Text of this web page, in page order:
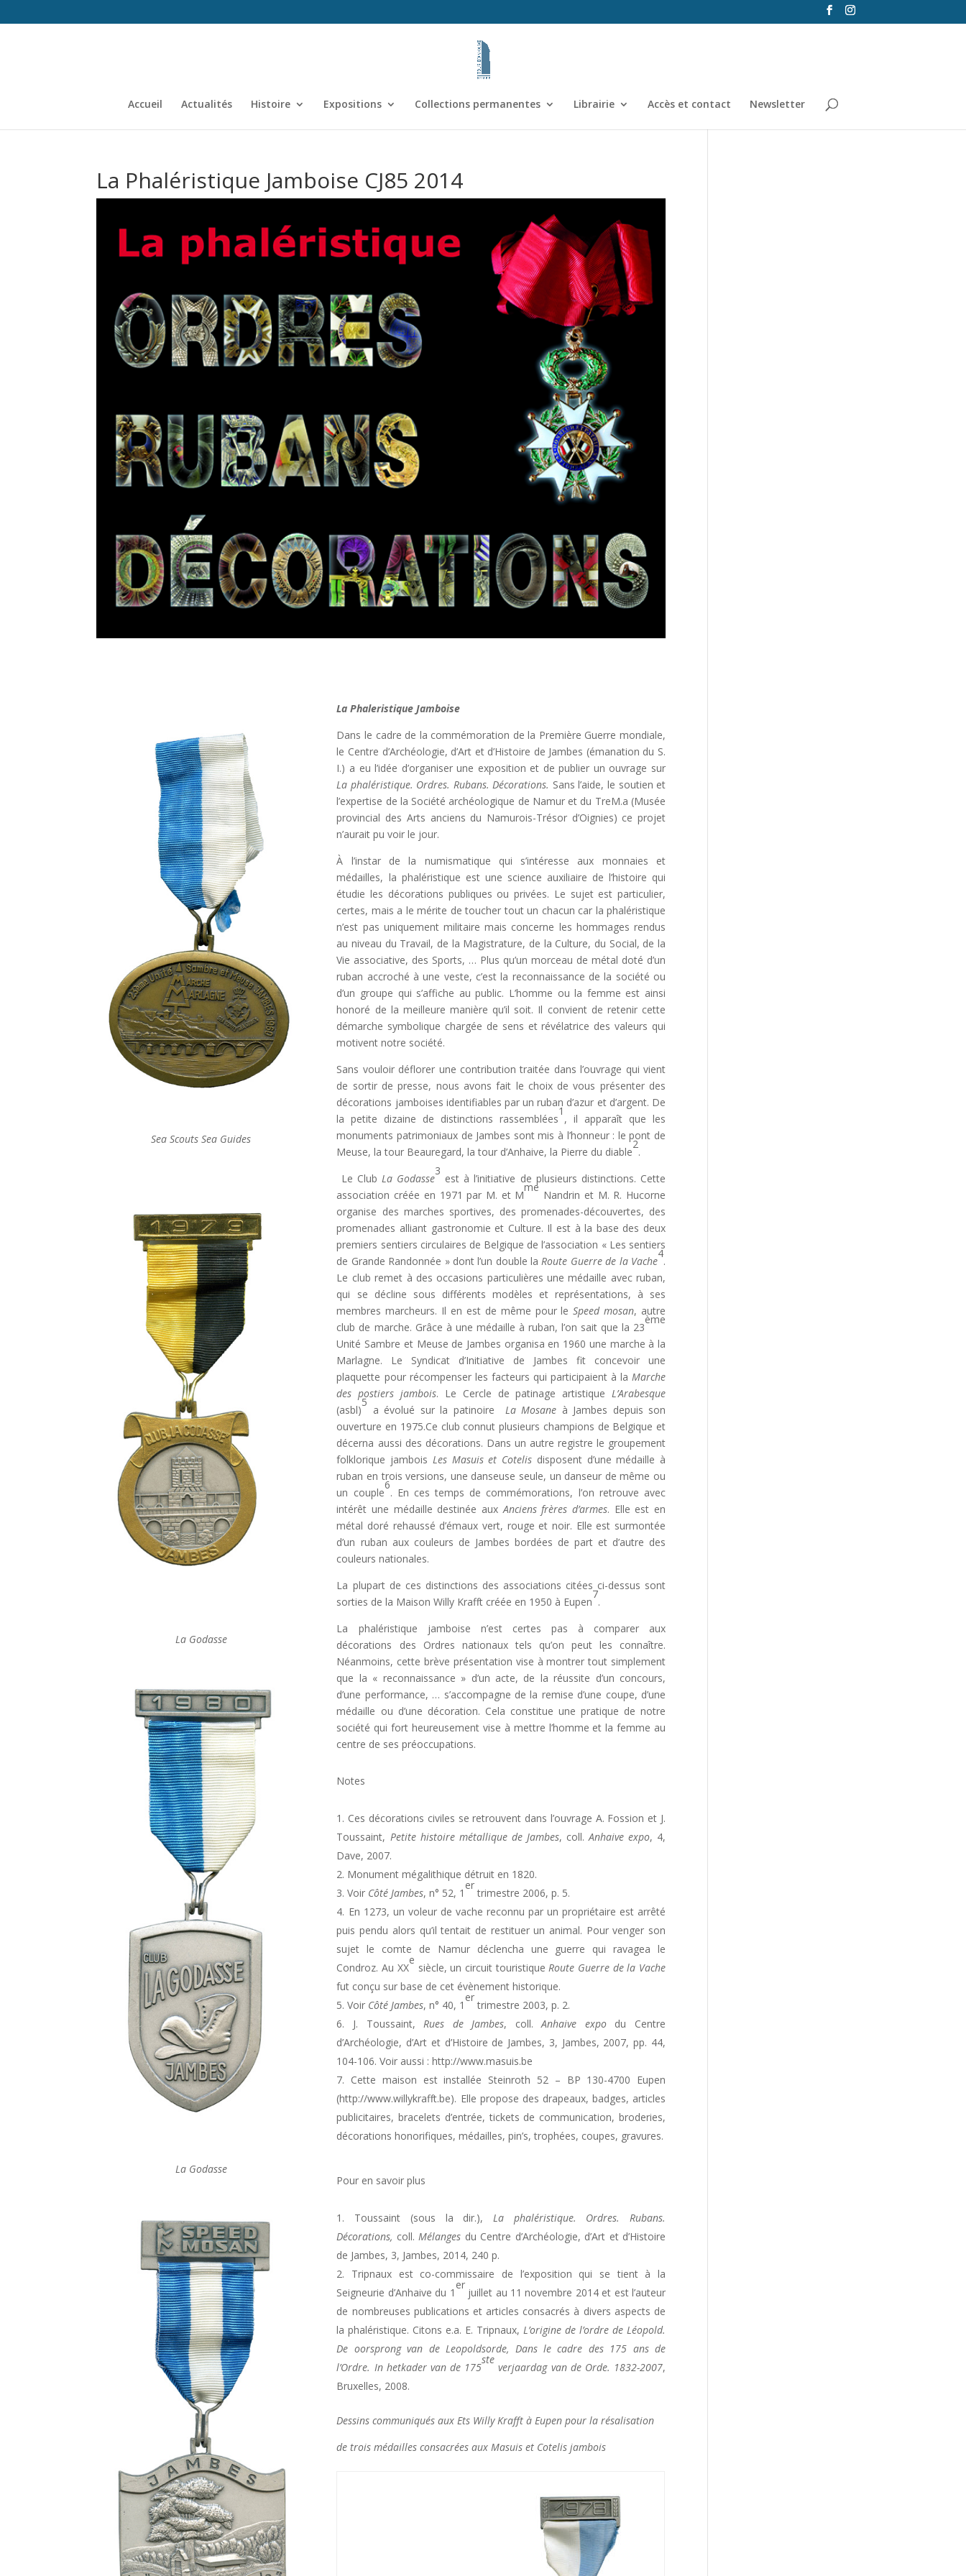
Accueil Actualités Histoire Expositions Collections permanentes Librairie Accès et contact Newsletter
La Phaléristique Jamboise CJ85 2014
Sea Scouts Sea Guides
La Godasse
La Godasse
La Phaleristique Jamboise
Dans le cadre de la commémoration de la Première Guerre mondiale,
le Centre d’Archéologie, d’Art et d’Histoire de Jambes (émanation du S.
I.) a eu l’idée d’organiser une exposition et de publier un ouvrage sur
La phaléristique. Ordres. Rubans. Décorations. Sans l’aide, le soutien et
l’expertise de la Société archéologique de Namur et du TreM.a (Musée
provincial des Arts anciens du Namurois-Trésor d’Oignies) ce projet
n’aurait pu voir le jour.
À l’instar de la numismatique qui s’intéresse aux monnaies et
médailles, la phaléristique est une science auxiliaire de l’histoire qui
étudie les décorations publiques ou privées. Le sujet est particulier,
certes, mais a le mérite de toucher tout un chacun car la phaléristique
n’est pas uniquement militaire mais concerne les hommages rendus
au niveau du Travail, de la Magistrature, de la Culture, du Social, de la
Vie associative, des Sports, … Plus qu’un morceau de métal doté d’un
ruban accroché à une veste, c’est la reconnaissance de la société ou
d’un groupe qui s’affiche au public. L’homme ou la femme est ainsi
honoré de la meilleure manière qu’il soit. Il convient de retenir cette
démarche symbolique chargée de sens et révélatrice des valeurs qui
motivent notre société.
Sans vouloir déflorer une contribution traitée dans l’ouvrage qui vient
de sortir de presse, nous avons fait le choix de vous présenter des
décorations jamboises identifiables par un ruban d’azur et d’argent. De
la petite dizaine de distinctions rassemblées
1
, il apparaît que les
monuments patrimoniaux de Jambes sont mis à l’honneur : le pont de
Meuse, la tour Beauregard, la tour d’Anhaive, la Pierre du diable
2
.
Le Club La Godasse
3
est à l’initiative de plusieurs distinctions. Cette
association créée en 1971 par M. et M
me
Nandrin et M. R. Hucorne
organise des marches sportives, des promenades-découvertes, des
promenades alliant gastronomie et Culture. Il est à la base des deux
premiers sentiers circulaires de Belgique de l’association « Les sentiers
de Grande Randonnée » dont l’un double laRoute Guerre de la Vache
4
.
Le club remet à des occasions particulières une médaille avec ruban,
qui se décline sous différents modèles et représentations, à ses
membres marcheurs. Il en est de même pour leSpeed mosan, autre
club de marche. Grâce à une médaille à ruban, l’on sait que la 23
ème
Unité Sambre et Meuse de Jambes organisa en 1960 une marche à la
Marlagne. Le Syndicat d’Initiative de Jambes fit concevoir une
plaquette pour récompenser les facteurs qui participaient à la Marche
des postiers jambois. Le Cercle de patinage artistiqueL’Arabesque
(asbl)
5
a évolué sur la patinoire La Mosane à Jambes depuis son
ouverture en 1975.Ce club connut plusieurs champions de Belgique et
décerna aussi des décorations. Dans un autre registre le groupement
folklorique jambois Les Masuis et Cotelis disposent d’une médaille à
ruban en trois versions, une danseuse seule, un danseur de même ou
un couple
6
. En ces temps de commémorations, l’on retrouve avec
intérêt une médaille destinée auxAnciens frères d’armes. Elle est en
métal doré rehaussé d’émaux vert, rouge et noir. Elle est surmontée
d’un ruban aux couleurs de Jambes bordées de part et d’autre des
couleurs nationales.
La plupart de ces distinctions des associations citées ci-dessus sont
sorties de la Maison Willy Krafft créée en 1950 à Eupen
7
.
La phaléristique jamboise n’est certes pas à comparer aux
décorations des Ordres nationaux tels qu’on peut les connaître.
Néanmoins, cette brève présentation vise à montrer tout simplement
que la « reconnaissance » d’un acte, de la réussite d’un concours,
d’une performance, … s’accompagne de la remise d’une coupe, d’une
médaille ou d’une décoration. Cela constitue une pratique de notre
société qui fort heureusement vise à mettre l’homme et la femme au
centre de ses préoccupations.
Notes
Ces décorations civiles se retrouvent dans l’ouvrage A. Fossion et J.
Toussaint, Petite histoire métallique de Jambes, coll.Anhaive expo, 4,
Dave, 2007.
Monument mégalithique détruit en 1820.
Voir Côté Jambes, n° 52, 1
er
trimestre 2006, p. 5.
En 1273, un voleur de vache reconnu par un propriétaire est arrêté
puis pendu alors qu’il tentait de restituer un animal. Pour venger son
sujet le comte de Namur déclencha une guerre qui ravagea le
Condroz. Au XX
e
siècle, un circuit touristiqueRoute Guerre de la Vache
fut conçu sur base de cet évènement historique.
Voir Côté Jambes, n° 40, 1
er
trimestre 2003, p. 2.
J. Toussaint,Rues de Jambes, coll.Anhaive expodu Centre
d’Archéologie, d’Art et d’Histoire de Jambes, 3, Jambes, 2007, pp. 44,
104-106. Voir aussi : http://www.masuis.be
Cette maison est installée Steinroth 52 – BP 130-4700 Eupen
(http://www.willykrafft.be). Elle propose des drapeaux, badges, articles
publicitaires, bracelets d’entrée, tickets de communication, broderies,
décorations honorifiques, médailles, pin’s, trophées, coupes, gravures.
Pour en savoir plus
Toussaint (sous la dir.), La phaléristique. Ordres. Rubans.
Décorations, coll.Mélanges du Centre d’Archéologie, d’Art et d’Histoire
de Jambes, 3, Jambes, 2014, 240 p.
Tripnaux est co-commissaire de l’exposition qui se tient à la
Seigneurie d’Anhaive du 1
er
juillet au 11 novembre 2014 et est l’auteur
de nombreuses publications et articles consacrés à divers aspects de
la phaléristique. Citons e.a. E. Tripnaux,L’origine de l’ordre de Léopold.
De oorsprong van de Leopoldsorde, Dans le cadre des 175 ans de
l’Ordre. In hetkader van de 175
ste
verjaardag van de Orde. 1832-2007,
Bruxelles, 2008.
Dessins communiqués aux Ets Willy Krafft à Eupen pour la résalisation
de trois médailles consacrées aux Masuis et Cotelis jambois